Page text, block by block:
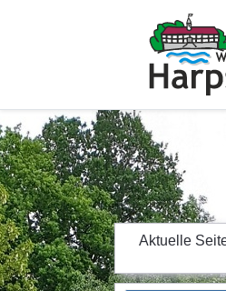
Aktuelle